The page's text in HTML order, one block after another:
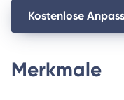
Kostenlose
Merkmale